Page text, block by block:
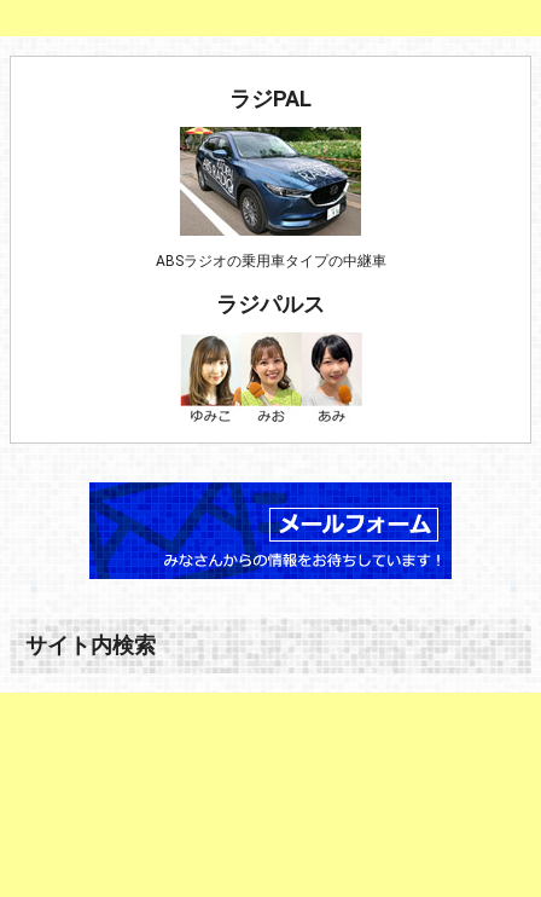
ラジPAL
ABSラジオの乗用車タイプの中継車
ラジパルス
サイト内検索